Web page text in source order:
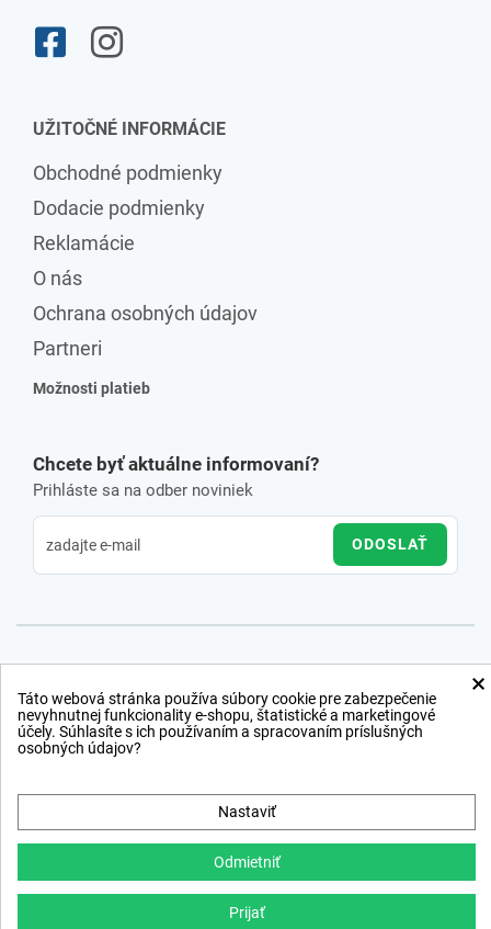
UŽITOČNÉ INFORMÁCIE
Obchodné podmienky
Dodacie podmienky
Reklamácie
O nás
Ochrana osobných údajov
Partneri
Možnosti platieb
Chcete byť aktuálne informovaní?
Prihláste sa na odber noviniek
ODOSLAŤ
×
Táto webová stránka používa súbory cookie pre zabezpečenie
nevyhnutnej funkcionality e-shopu, štatistické a marketingové
účely. Súhlasíte s ich používaním a spracovaním príslušných
osobných údajov?
Nastaviť
Odmietniť
Prijať